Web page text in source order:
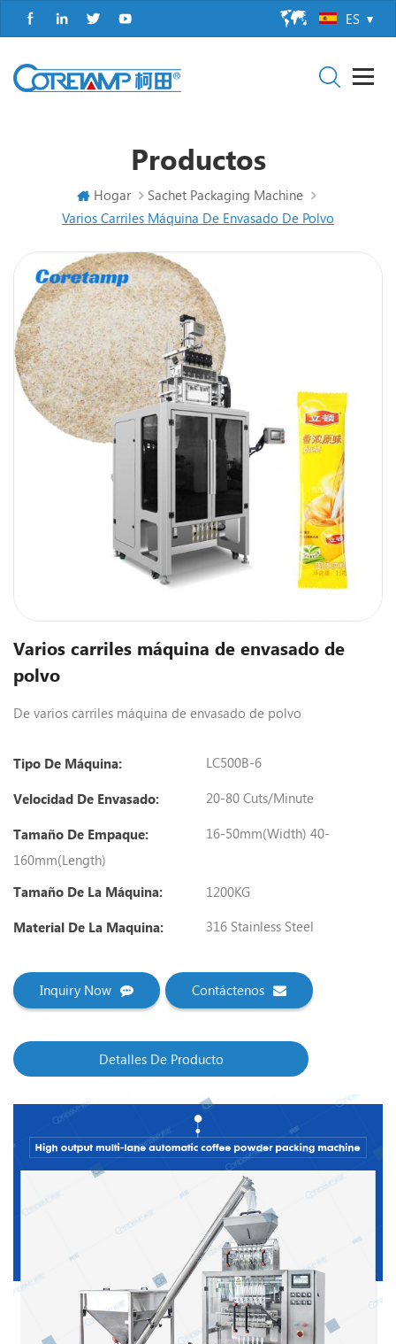
ES
Productos
Hogar
Sachet Packaging Machine
Varios Carriles Máquina De Envasado De Polvo
Varios carriles máquina de envasado de
polvo
De varios carriles máquina de envasado de polvo
Tipo De Máquina: LC500B-6
Velocidad De Envasado: 20-80 Cuts/minute
Tamaño De Empaque:
16-50mm(width) 40-
160mm(length)
Tamaño De La Máquina:
1200KG
Material De La Maquina: 316 Stainless Steel
Inquiry Now Contáctenos
Detalles De Producto